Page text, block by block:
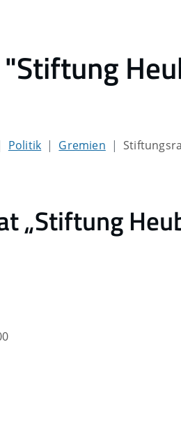
Politik Gremien
„Stiftung